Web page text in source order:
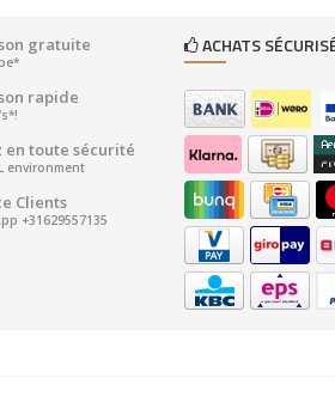
gratuite
rapide
en toute sécurité
environment
Clients
+31629557135
ACHATS